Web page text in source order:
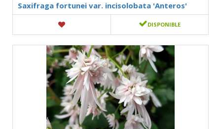
Saxifraga fortunei var. incisolobata 'Anteros'
DISPONIBLE